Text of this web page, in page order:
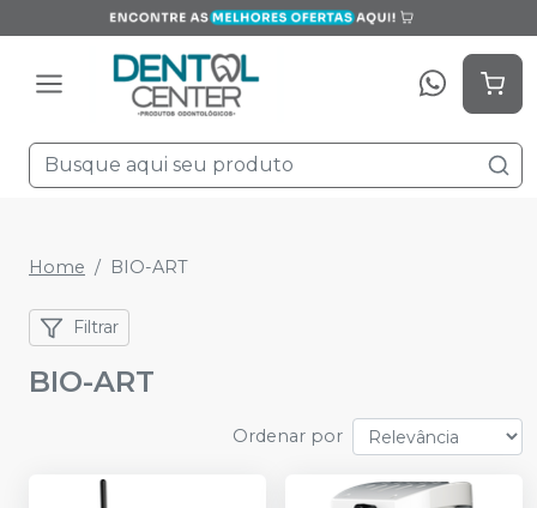
Home BIO-ART
Filtrar
BIO-ART
Ordenar por